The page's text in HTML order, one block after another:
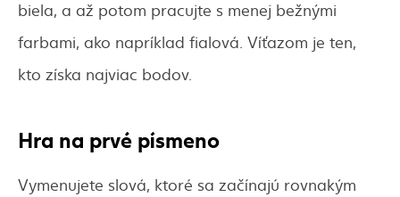
biela, a až potom pracujte s menej bežnými
farbami, ako napríklad fialová. Víťazom je ten,
kto získa najviac bodov.
Hra na prvé písmeno
Vymenujete slová, ktoré sa začínajú rovnakým